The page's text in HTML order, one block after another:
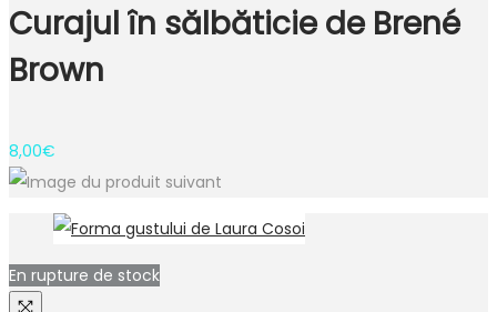
Curajul în sălbăticie de Brené
Brown
8,00€
En rupture de stock